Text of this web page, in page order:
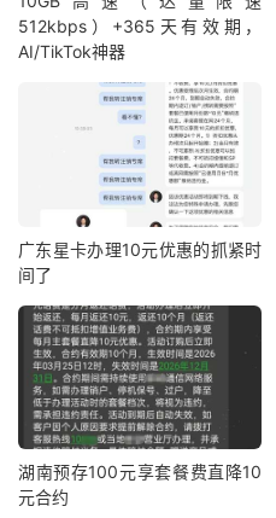
512kbps）+365天有效期，
AI/TikTok神器
广东星卡办理10元优惠的抓紧时
间了
湖南预存100元享套餐费直降10
元合约